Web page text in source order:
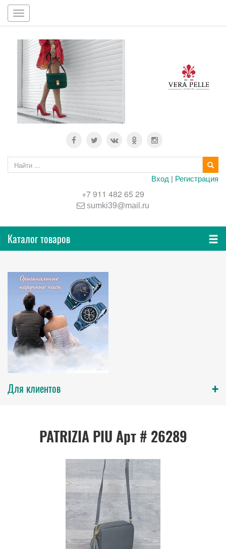
Toggle
navigation
Вход | Регистрация
+7 911 482 65 29
sumki39@mail.ru
Каталог товаров
Для клиентов +
PATRIZIA PIU Арт # 26289